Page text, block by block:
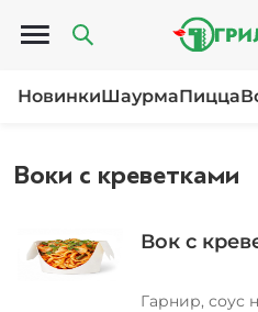
Открыть меню
НовинкиШаурмаПицца
Воки с креветками
Вок с
Гарнир, соус